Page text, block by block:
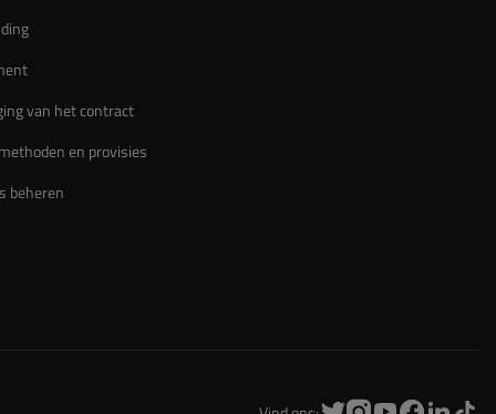
van het contract
en provisies
beheren